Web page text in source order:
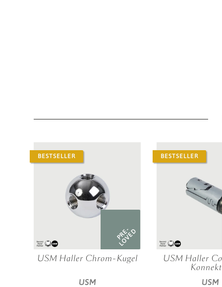
BESTSELLER
PRE-
LOVED
USM Haller Chrom-Kugel
USM
BESTSELLER
USM Haller
USM